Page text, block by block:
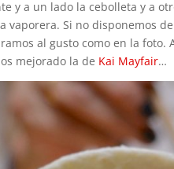
y a un lado la cebolleta y a
vaporera. Si no disponemos
al gusto como en la
mejorado la de Kai Mayfair…